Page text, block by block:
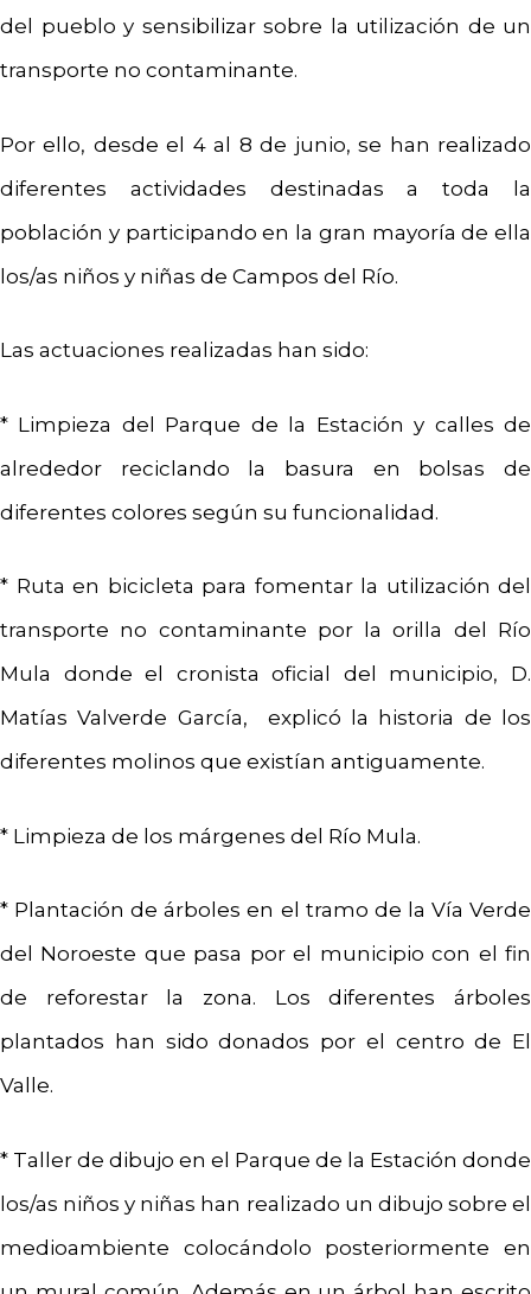
del pueblo y sensibilizar sobre la utilización de un
transporte no contaminante.
Por ello, desde el 4 al 8 de junio, se han realizado
diferentes actividades destinadas a toda la
población y participando en la gran mayoría de ella
los/as niños y niñas de Campos del Río.
Las actuaciones realizadas han sido:
* Limpieza del Parque de la Estación y calles de
alrededor reciclando la basura en bolsas de
diferentes colores según su funcionalidad.
* Ruta en bicicleta para fomentar la utilización del
transporte no contaminante por la orilla del Río
Mula donde el cronista oficial del municipio, D.
Matías Valverde García, explicó la historia de los
diferentes molinos que existían antiguamente.
* Limpieza de los márgenes del Río Mula.
* Plantación de árboles en el tramo de la Vía Verde
del Noroeste que pasa por el municipio con el fin
de reforestar la zona. Los diferentes árboles
plantados han sido donados por el centro de El
Valle.
* Taller de dibujo en el Parque de la Estación donde
los/as niños y niñas han realizado un dibujo sobre el
medioambiente colocándolo posteriormente en